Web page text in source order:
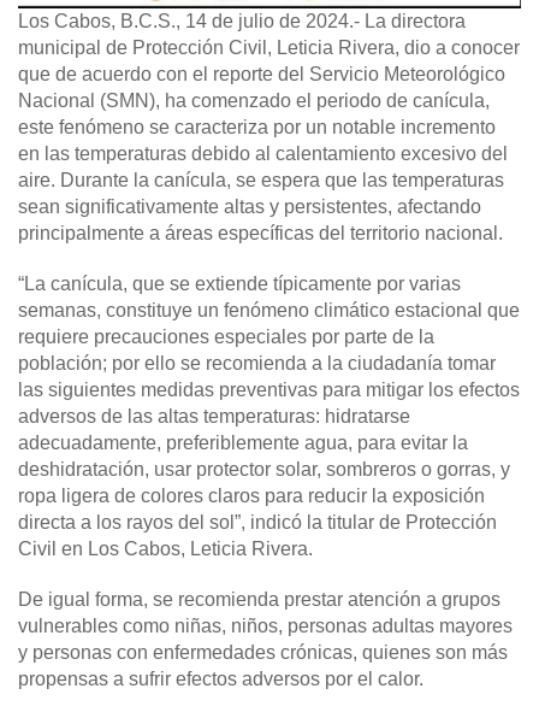
Los Cabos, B.C.S., 14 de julio de 2024.- La directora
municipal de Protección Civil, Leticia Rivera, dio a conocer
que de acuerdo con el reporte del Servicio Meteorológico
Nacional (SMN), ha comenzado el periodo de canícula,
este fenómeno se caracteriza por un notable incremento
en las temperaturas debido al calentamiento excesivo del
aire. Durante la canícula, se espera que las temperaturas
sean significativamente altas y persistentes, afectando
principalmente a áreas específicas del territorio nacional.
“La canícula, que se extiende típicamente por varias
semanas, constituye un fenómeno climático estacional que
requiere precauciones especiales por parte de la
población; por ello se recomienda a la ciudadanía tomar
las siguientes medidas preventivas para mitigar los efectos
adversos de las altas temperaturas: hidratarse
adecuadamente, preferiblemente agua, para evitar la
deshidratación, usar protector solar, sombreros o gorras, y
ropa ligera de colores claros para reducir la exposición
directa a los rayos del sol”, indicó la titular de Protección
Civil en Los Cabos, Leticia Rivera.
De igual forma, se recomienda prestar atención a grupos
vulnerables como niñas, niños, personas adultas mayores
y personas con enfermedades crónicas, quienes son más
propensas a sufrir efectos adversos por el calor.